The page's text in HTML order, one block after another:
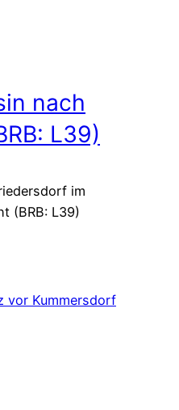
nach
L39)
im
(BRB: L39)